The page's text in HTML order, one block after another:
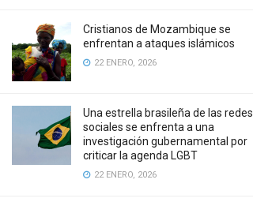
Cristianos de Mozambique se
enfrentan a ataques islámicos
22 ENERO, 2026
Una estrella brasileña de las redes
sociales se enfrenta a una
investigación gubernamental por
criticar la agenda LGBT
22 ENERO, 2026